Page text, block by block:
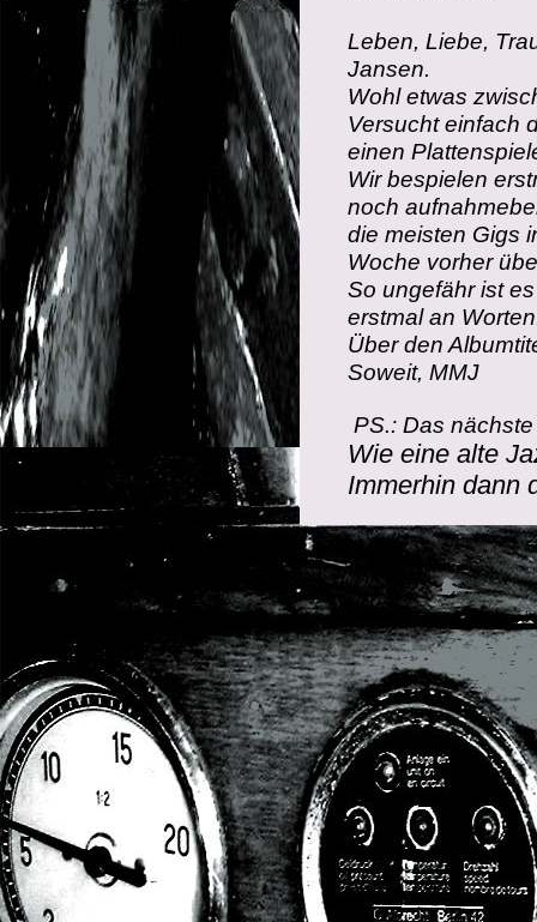
Leben, Liebe,
Jansen.
Wohl etwas
Versucht einfach
einen
Wir bespielen
noch
die meisten Gigs
Woche vorher
So ungefähr ist
erstmal an
Über den
Soweit, MMJ
PS.: Das
Wie eine alte
Immerhin dann